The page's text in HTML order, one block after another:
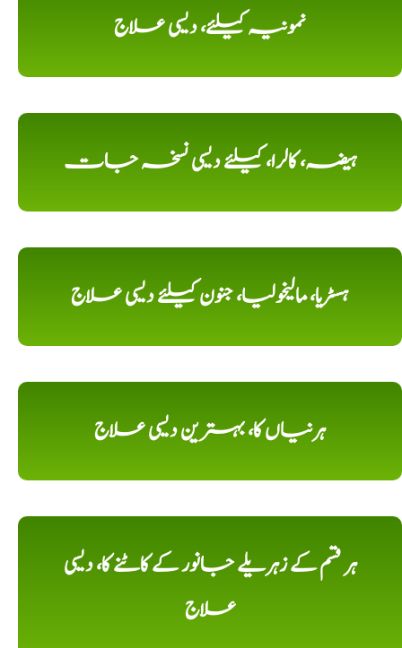
نمونیہ کیلئے، دیسی علاج
ہیضہ، کالرا، کیلئے دیسی نسخہ جات
ہسٹریا، مالیخولیا، جنون کیلئے دیسی علاج
ہرنیاں کا، بہترین دیسی علاج
ہر قسم کے زہریلے جانور کے کاٹنے کا، دیسی
علاج